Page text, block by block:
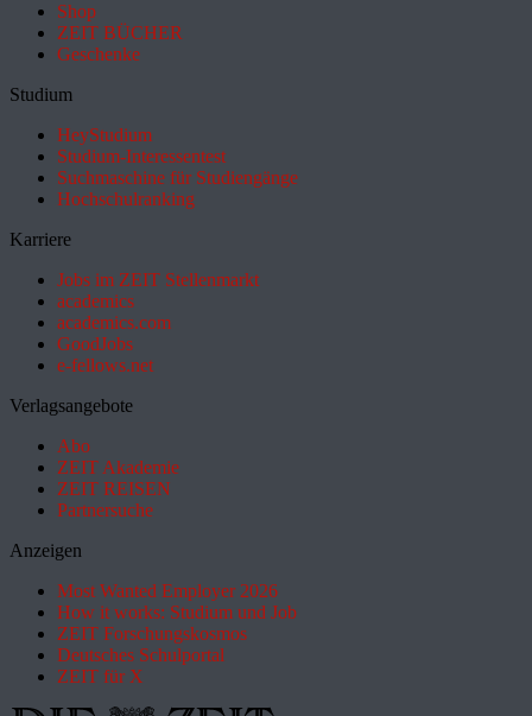
Shop
ZEIT BÜCHER
Geschenke
Studium
HeyStudium
Studium-Interessentest
Suchmaschine für Studiengänge
Hochschulranking
Karriere
Jobs im ZEIT Stellenmarkt
academics
academics.com
GoodJobs
e-fellows.net
Verlagsangebote
Abo
ZEIT Akademie
ZEIT REISEN
Partnersuche
Anzeigen
Most Wanted Employer 2026
How it works: Studium und Job
ZEIT Forschungskosmos
Deutsches Schulportal
ZEIT für X